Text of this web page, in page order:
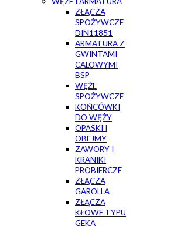
ZŁĄCZA
SPOŻYWCZE
DIN11851
ARMATURA Z
GWINTAMI
CALOWYMI
BSP
WĘŻE
SPOŻYWCZE
KOŃCÓWKI
DO WĘŻY
OPASKI I
OBEJMY
ZAWORY I
KRANIKI
PROBIERCZE
ZŁĄCZA
GAROLLA
ZŁĄCZA
KŁOWE TYPU
GEKA